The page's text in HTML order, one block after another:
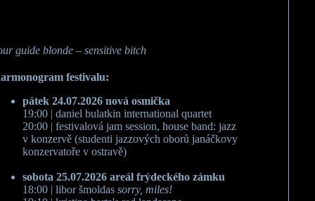
guide blonde – sensitive bitch
festivalu:
pátek 24.07.2026 nová osmička
19:00 | daniel bulatkin international quartet
20:00 | festivalová jam session, house band: jazz
v konzervě (studenti jazzových oborů janáčkovy
konzervatoře v ostravě)
sobota 25.07.2026 areál frýdeckého zámku
18:00 | libor šmoldas sorry, miles!